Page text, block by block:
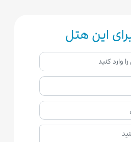
این هتل